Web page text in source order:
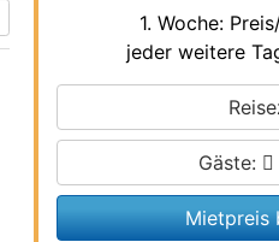
1. Woche:
jeder weitere
Gäste:
Mietpreis